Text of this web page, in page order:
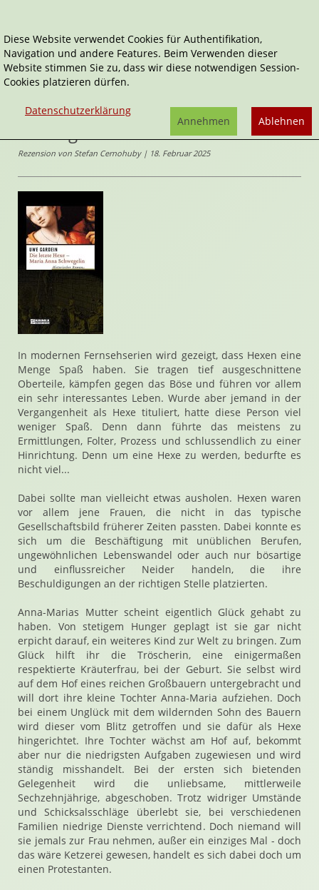
Home Belletristik
Historische Romane
Die letzte Hexe - Maria Anna Schwegelin
Die letzte Hexe - Maria Anna
Rezension von Stefan Cernohuby | 18. Februar 2025
In modernen Fernsehserien wird gezeigt, dass Hexen eine
Menge Spaß haben. Sie tragen tief ausgeschnittene
Oberteile, kämpfen gegen das Böse und führen vor allem
ein sehr interessantes Leben. Wurde aber jemand in der
Vergangenheit als Hexe tituliert, hatte diese Person viel
weniger Spaß. Denn dann führte das meistens zu
Ermittlungen, Folter, Prozess und schlussendlich zu einer
Hinrichtung. Denn um eine Hexe zu werden, bedurfte es
nicht viel...
Dabei sollte man vielleicht etwas ausholen. Hexen waren
vor allem jene Frauen, die nicht in das typische
Gesellschaftsbild früherer Zeiten passten. Dabei konnte es
sich um die Beschäftigung mit unüblichen Berufen,
ungewöhnlichen Lebenswandel oder auch nur bösartige
und einflussreicher Neider handeln, die ihre
Beschuldigungen an der richtigen Stelle platzierten.
Anna-Marias Mutter scheint eigentlich Glück gehabt zu
haben. Von stetigem Hunger geplagt ist sie gar nicht
erpicht darauf, ein weiteres Kind zur Welt zu bringen. Zum
Glück hilft ihr die Tröscherin, eine einigermaßen
respektierte Kräuterfrau, bei der Geburt. Sie selbst wird
auf dem Hof eines reichen Großbauern untergebracht und
will dort ihre kleine Tochter Anna-Maria aufziehen. Doch
bei einem Unglück mit dem wildernden Sohn des Bauern
wird dieser vom Blitz getroffen und sie dafür als Hexe
hingerichtet. Ihre Tochter wächst am Hof auf, bekommt
aber nur die niedrigsten Aufgaben zugewiesen und wird
ständig misshandelt. Bei der ersten sich bietenden
Gelegenheit wird die unliebsame, mittlerweile
Sechzehnjährige, abgeschoben. Trotz widriger Umstände
und Schicksalsschläge überlebt sie, bei verschiedenen
Familien niedrige Dienste verrichtend. Doch niemand will
sie jemals zur Frau nehmen, außer ein einziges Mal - doch
das wäre Ketzerei gewesen, handelt es sich dabei doch um
einen Protestanten.
Diese Website verwendet Cookies für Authentifikation,
Navigation und andere Features. Beim Verwenden dieser
Website stimmen Sie zu, dass wir diese notwendigen Session-
Cookies platzieren dürfen.
Datenschutzerklärung
Ablehnen
Annehmen